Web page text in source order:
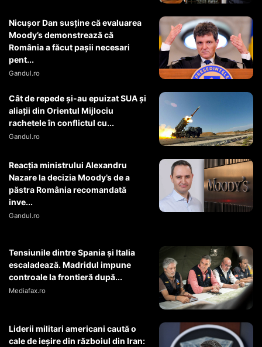
Nicușor Dan susține că evaluarea
Moody’s demonstrează că
România a făcut pașii necesari
pent...
Gandul.ro
Cât de repede și-au epuizat SUA și
aliații din Orientul Mijlociu
rachetele în conflictul cu...
Gandul.ro
Reacția ministrului Alexandru
Nazare la decizia Moody’s de a
păstra România recomandată
inve...
Gandul.ro
Tensiunile dintre Spania și Italia
escaladează. Madridul impune
controale la frontieră după...
Mediafax.ro
Liderii militari americani caută o
cale de ieșire din războiul din Iran: